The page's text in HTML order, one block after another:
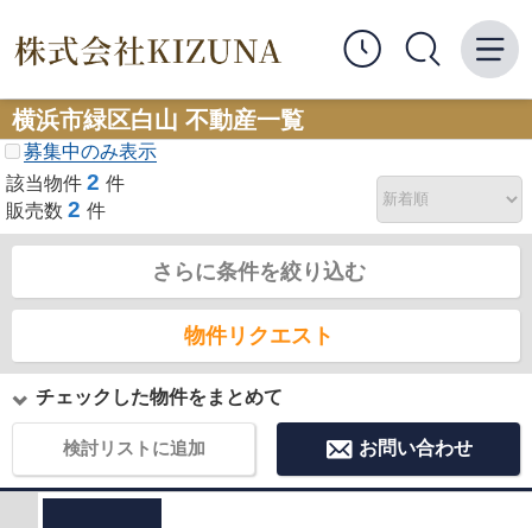
横浜市緑区白山 不動産一覧
募集中のみ表示
該当物件 2 件
販売数 2 件
さらに条件を絞り込む
物件リクエスト
チェックした物件をまとめて
検討リストに追加 お問い合わせ